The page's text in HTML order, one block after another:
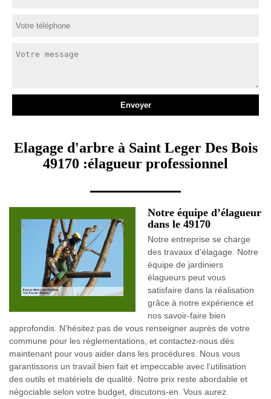
Elagage d'arbre à Saint Leger Des Bois
49170 :élagueur professionnel
Notre équipe d’élagueur
dans le 49170
Notre entreprise se charge
des travaux d’élagage. Notre
équipe de jardiniers
élagueurs peut vous
satisfaire dans la réalisation
grâce à notre expérience et
nos savoir-faire bien
approfondis. N’hésitez pas de vous renseigner auprès de votre
commune pour les réglementations, et contactez-nous dès
maintenant pour vous aider dans les procédures. Nous vous
garantissons un travail bien fait et impeccable avec l’utilisation
des outils et matériels de qualité. Notre prix reste abordable et
négociable selon votre budget, discutons-en. Vous aurez